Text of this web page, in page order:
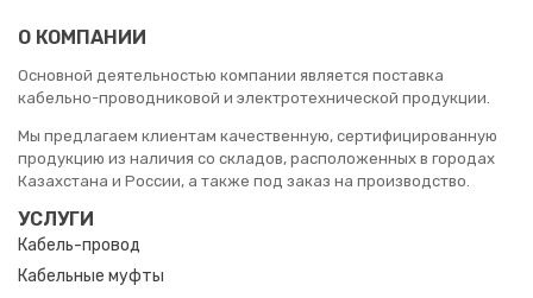
О КОМПАНИИ
Основной деятельностью компании является поставка
кабельно-проводниковой и электротехнической продукции.
Мы предлагаем клиентам качественную, сертифицированную
продукцию из наличия со складов, расположенных в городах
Казахстана и России, а также под заказ на производство.
УСЛУГИ
Кабель-провод
Кабельные муфты